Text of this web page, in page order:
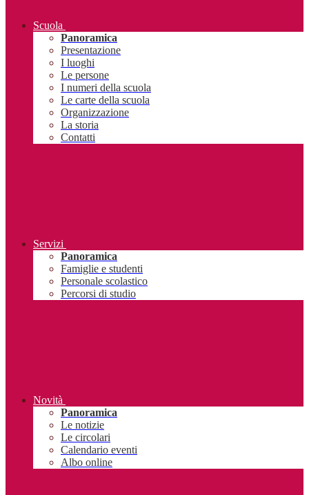
Scuola
Panoramica
Presentazione
I luoghi
Le persone
I numeri della scuola
Le carte della scuola
Organizzazione
La storia
Contatti
Servizi
Panoramica
Famiglie e studenti
Personale scolastico
Percorsi di studio
Novità
Panoramica
Le notizie
Le circolari
Calendario eventi
Albo online